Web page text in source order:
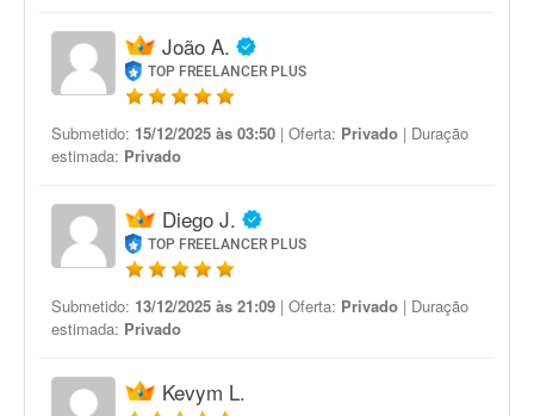
João A.
TOP FREELANCER PLUS
Submetido: 15/12/2025 às 03:50 | Oferta: Privado | Duração
estimada: Privado
Diego J.
TOP FREELANCER PLUS
Submetido: 13/12/2025 às 21:09 | Oferta: Privado | Duração
estimada: Privado
Kevym L.